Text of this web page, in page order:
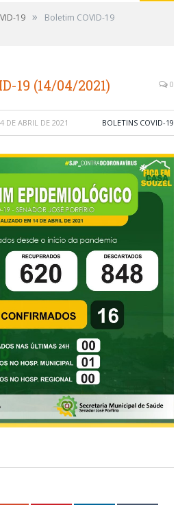
19 »
Boletim COVID-19
19 (14/04/2021) 0
DE ABRIL DE 2021 BOLETINS COVID-19